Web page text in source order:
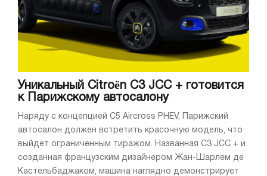
Уникальный Citroën C3 JCC + готовится
к Парижскому автосалону
Наряду с концепцией C5 Aircross PHEV, Парижский
автосалон должен встретить красочную модель, что
выйдет ограниченным тиражом. Названная C3 JCC + и
созданная французским дизайнером Жан-Шарлем де
Кастельбаджаком, машина наглядно демонстрирует